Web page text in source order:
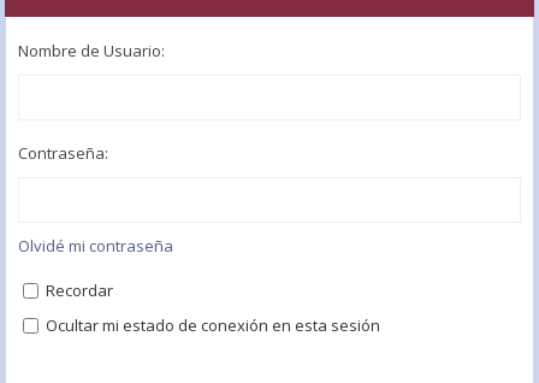
Nombre de Usuario:
Contraseña:
Olvidé mi contraseña
Recordar
Ocultar mi estado de conexión en esta sesión